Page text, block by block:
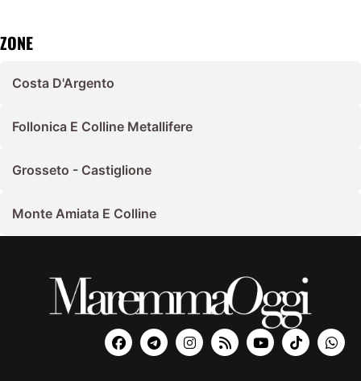
ZONE
Costa D'Argento
Follonica E Colline Metallifere
Grosseto - Castiglione
Monte Amiata E Colline